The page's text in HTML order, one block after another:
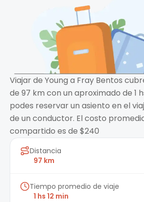
Viajar de Young a Fray Bentos
de 97 km con un aproximado de 1
podes reservar un asiento en el
de un conductor. El costo
compartido es de $240
Distancia
97 km
Tiempo promedio de viaje
1 hs 12 min